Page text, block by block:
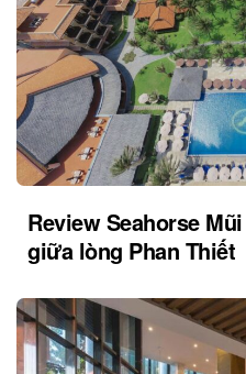
Review Seahorse
giữa lòng Phan Thiết